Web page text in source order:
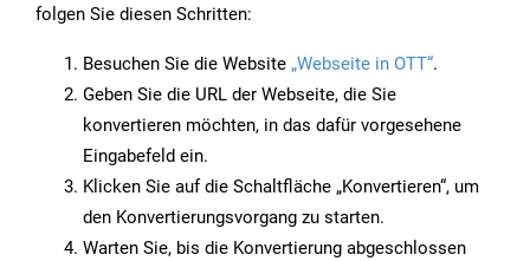
folgen Sie diesen Schritten:
Besuchen Sie die Website „Webseite in OTT“.
Geben Sie die URL der Webseite, die Sie
konvertieren möchten, in das dafür vorgesehene
Eingabefeld ein.
Klicken Sie auf die Schaltfläche „Konvertieren“, um
den Konvertierungsvorgang zu starten.
Warten Sie, bis die Konvertierung abgeschlossen